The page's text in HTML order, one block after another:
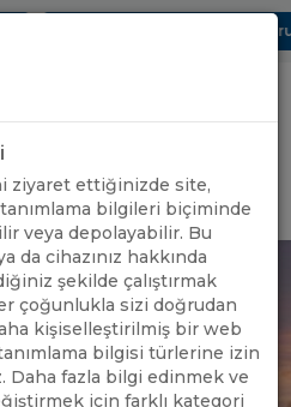
UND, Yunanistan Vize
Nakliyeciler Derneği
GİRİŞ YAP
ziyaret ettiğinizde site,
bilgileri biçiminde
veya depolayabilir. Bu
da cihazınız hakkında
şekilde çalıştırmak
çoğunlukla sizi doğrudan
kişiselleştirilmiş bir web
bilgisi türlerine izin
fazla bilgi edinmek ve
için farklı kategori